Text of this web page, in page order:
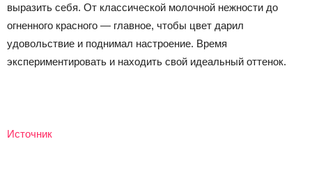
выразить себя. От классической молочной нежности до
огненного красного — главное, чтобы цвет дарил
удовольствие и поднимал настроение. Время
экспериментировать и находить свой идеальный оттенок.
Источник